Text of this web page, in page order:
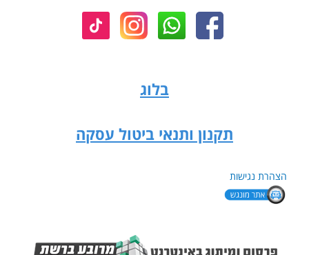
בלוג
תקנון ותנאי ביטול עסקה
הצהרת נגישות